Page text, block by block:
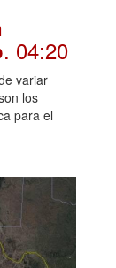
. 04:20
variar
los
para el